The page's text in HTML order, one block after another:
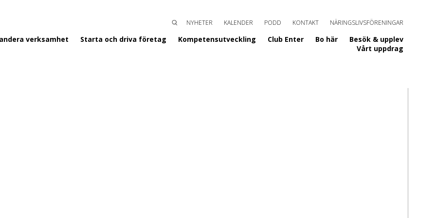
SÖK
NYHETER KALENDER PODD KONTAKT NÄRINGSLIVSFÖRENINGAR
verksamhet Starta och driva företag Kompetensutveckling Club Enter Bo här
Besök & upplev
Vårt uppdrag